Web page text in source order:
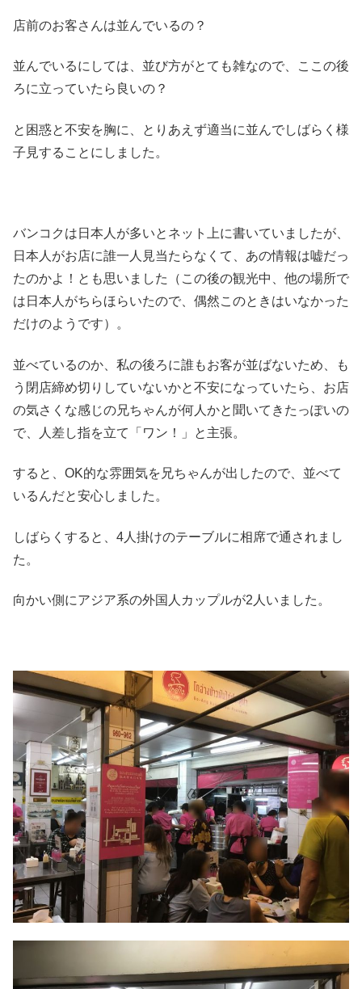
店前のお客さんは並んでいるの？
並んでいるにしては、並び方がとても雑なので、ここの後
ろに立っていたら良いの？
と困惑と不安を胸に、とりあえず適当に並んでしばらく様
子見することにしました。
バンコクは日本人が多いとネット上に書いていましたが、
日本人がお店に誰一人見当たらなくて、あの情報は嘘だっ
たのかよ！とも思いました（この後の観光中、他の場所で
は日本人がちらほらいたので、偶然このときはいなかった
だけのようです）。
並べているのか、私の後ろに誰もお客が並ばないため、も
う閉店締め切りしていないかと不安になっていたら、お店
の気さくな感じの兄ちゃんが何人かと聞いてきたっぽいの
で、人差し指を立て「ワン！」と主張。
すると、OK的な雰囲気を兄ちゃんが出したので、並べて
いるんだと安心しました。
しばらくすると、4人掛けのテーブルに相席で通されまし
た。
向かい側にアジア系の外国人カップルが2人いました。